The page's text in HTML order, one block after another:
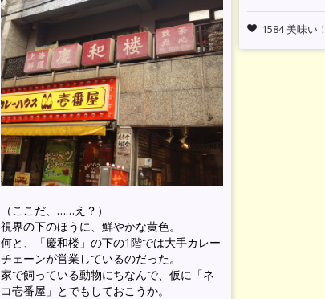
（ここだ、……え？）
視界の下のほうに、鮮やかな黄色。
何と、「慶和楼」の下の1階では大手カレー
チェーンが営業しているのだった。
家で飼っている動物にちなんで、仮に「ネ
コ壱番屋」とでもしておこうか。
1584 美味い！